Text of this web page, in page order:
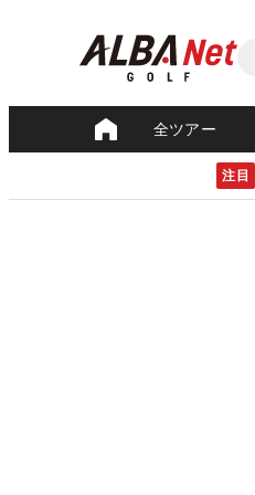
全ツアー
注目